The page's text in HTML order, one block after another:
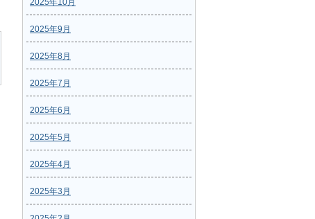
2025年10月
2025年9月
2025年8月
2025年7月
2025年6月
2025年5月
2025年4月
2025年3月